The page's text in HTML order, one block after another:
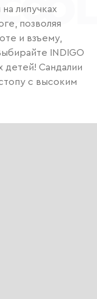
липучках
позволяя
и взъему,
INDIGO
детей! Сандалии
с высоким